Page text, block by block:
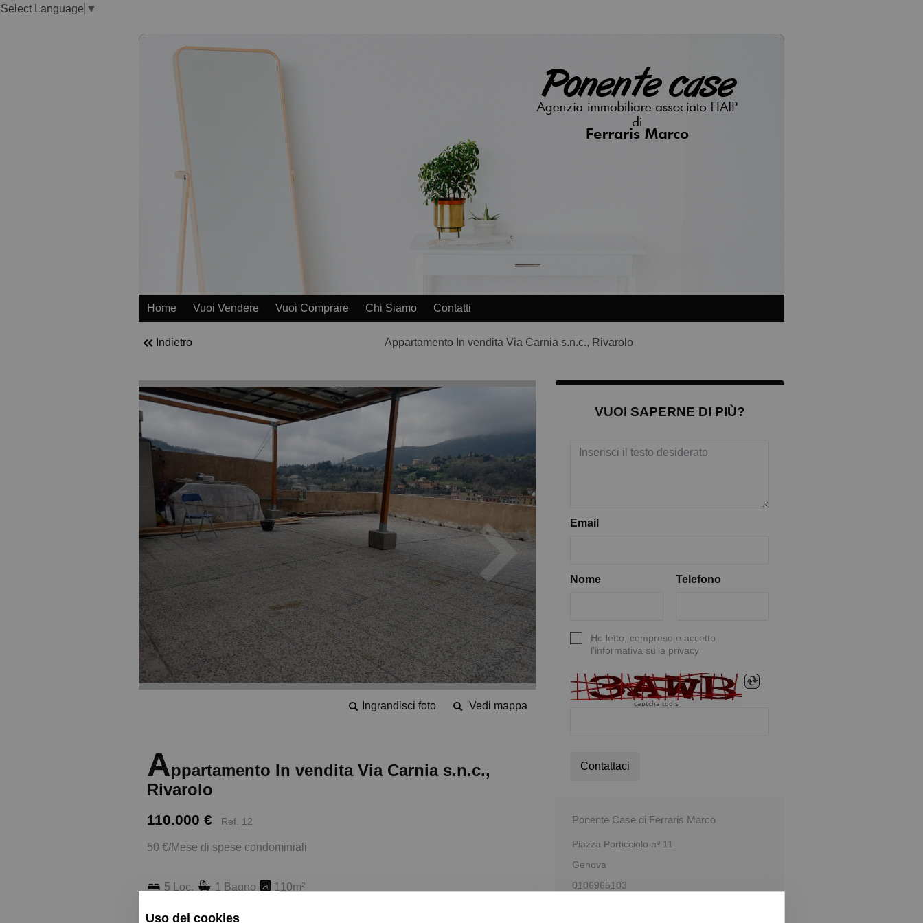
Select Language ▼
Home Vuoi Vendere Vuoi Comprare Chi Siamo Contatti
Indietro Appartamento In vendita Via Carnia s.n.c., Rivarolo
Vedi mappa
Ingrandisci foto
Appartamento In vendita Via Carnia s.n.c.,
Rivarolo
110.000 € Ref. 12
50 €/Mese di spese condominiali
5 Loc. 1 Bagno 110m²
VUOI SAPERNE DI PIÙ?
Email
Nome Telefono
Ho letto, compreso e accetto
l'informativa sulla privacy
captcha tools
Contattaci
Ponente Case di Ferraris Marco
Piazza Porticciolo nº 11
Genova
0106965103
Uso dei cookies